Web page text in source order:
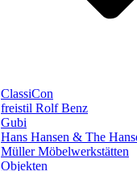
ClassiCon
freistil Rolf Benz
Gubi
Hans Hansen & The
Müller Möbelwerkstätten
Objekten